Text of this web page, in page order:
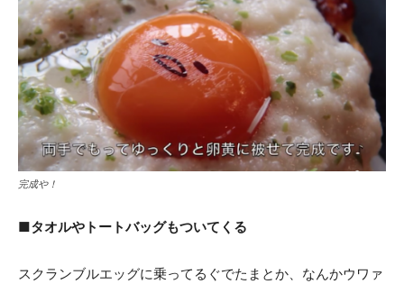
完成や！
■タオルやトートバッグもついてくる
スクランブルエッグに乗ってるぐでたまとか、なんかウワァ